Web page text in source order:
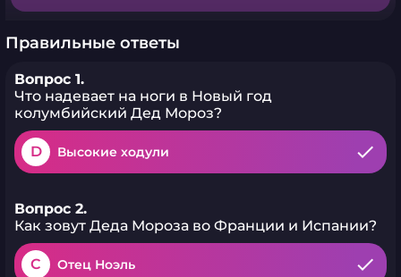
Правильные ответы
Вопрос 1.
Что надевает на ноги в Новый год
колумбийский Дед Мороз?
D Высокие ходули
Вопрос 2.
Как зовут Деда Мороза во Франции и Испании?
C Отец Ноэль